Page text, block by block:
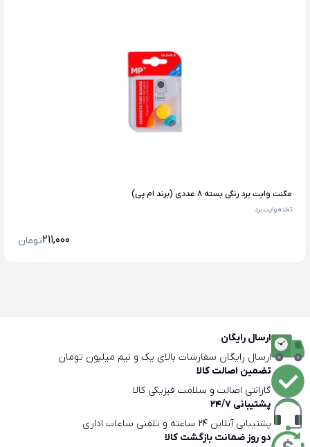
مگنت وایت برد رنگی بسته 8 عددی (برند ام پی)
تخته وایت برد
211,000تومان
ارسال رایگان
ارسال رایگان سفارشات بالای یک و نیم میلیون تومان
تضمین اصالت کالا
گارانتی اصالت و سلامت فیزیکی کالا
پشتیبانی 24/7
پشتیبانی آنلاین 24 ساعته و تلفنی ساعات اداری
دو روز ضمانت بازگشت کالا